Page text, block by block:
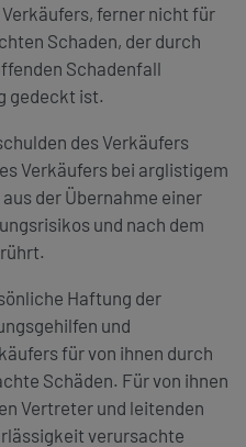
ferner nicht für
Schaden, der durch
Schadenfall
gedeckt ist.
des Verkäufers
Verkäufers bei arglistigem
der Übernahme einer
und nach dem
Haftung der
und
für von ihnen durch
Schäden. Für von ihnen
Vertreter und leitenden
verursachte